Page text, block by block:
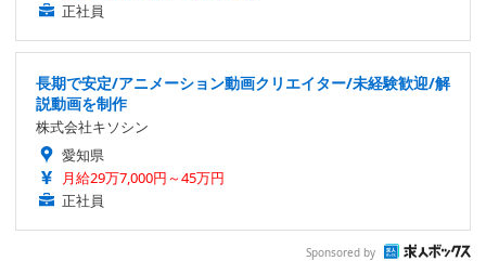
正社員
長期で安定/アニメーション動画クリエイター/未経験歓迎/解
説動画を制作
株式会社キソシン
愛知県
月給29万7,000円～45万円
正社員
Sponsored by